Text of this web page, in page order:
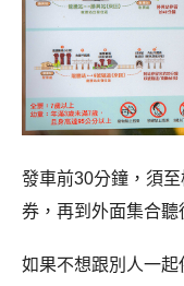
發車前30分鐘，須
券，再到外面集合聽
如果不想跟別人一